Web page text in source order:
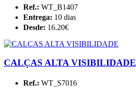
Ref.: WT_B1407
Entrega: 10 dias
Desde: 16.20€
CALÇAS ALTA VISIBILIDADE
Ref.: WT_S7016